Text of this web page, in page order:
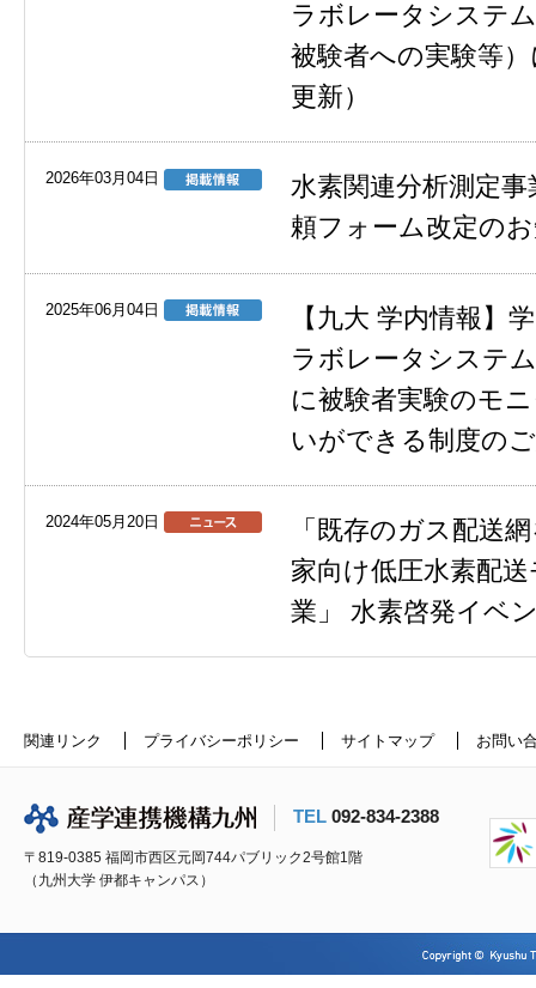
ラボレータシステ
被験者への実験等
更新）
2026年03月04日
水素関連分析測定
頼フォーム改定の
2025年06月04日
【九大 学内情報】
ラボレータシステ
に被験者実験のモ
いができる制度の
2024年05月20日
「既存のガス配送
家向け低圧水素配
業」 水素啓発イベ
関連リンク プライバシーポリシー サイトマップ お問い
TEL 092-834-2388
〒819-0385 福岡市西区元岡744パブリック2号館1階
（九州大学 伊都キャンパス）